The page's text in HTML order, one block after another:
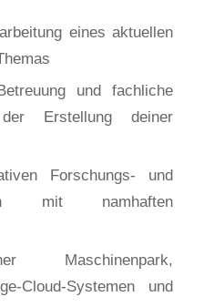
eines aktuellen
und fachliche
Erstellung deiner
Forschungs- und
mit namhaften
Maschinenpark,
Cloud-Systemen und